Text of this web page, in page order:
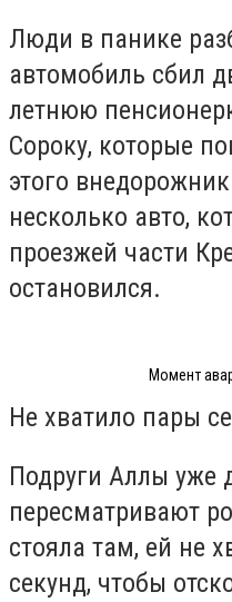
Люди в панике
автомобиль сбил
летнюю
Сороку, которые
этого
несколько авто,
проезжей части
остановился.
Момент
Не хватило пары
Подруги Аллы уже
пересматривают
стояла там, ей не
секунд, чтобы